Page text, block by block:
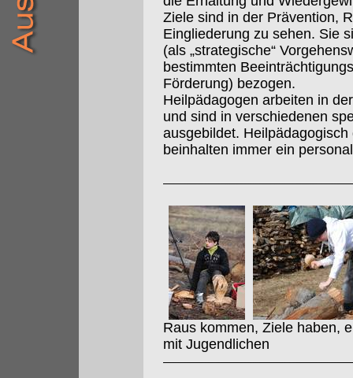
Ziele sind in der Prävention,
Eingliederung zu sehen. Sie
(als „strategische“
bestimmten
Förderung) bezogen.
Heilpädagogen arbeiten in
und sind in verschiedenen
ausgebildet.
beinhalten immer ein
Raus kommen, Ziele haben,
mit Jugendlichen